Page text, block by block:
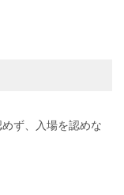
ず、入場を認めな